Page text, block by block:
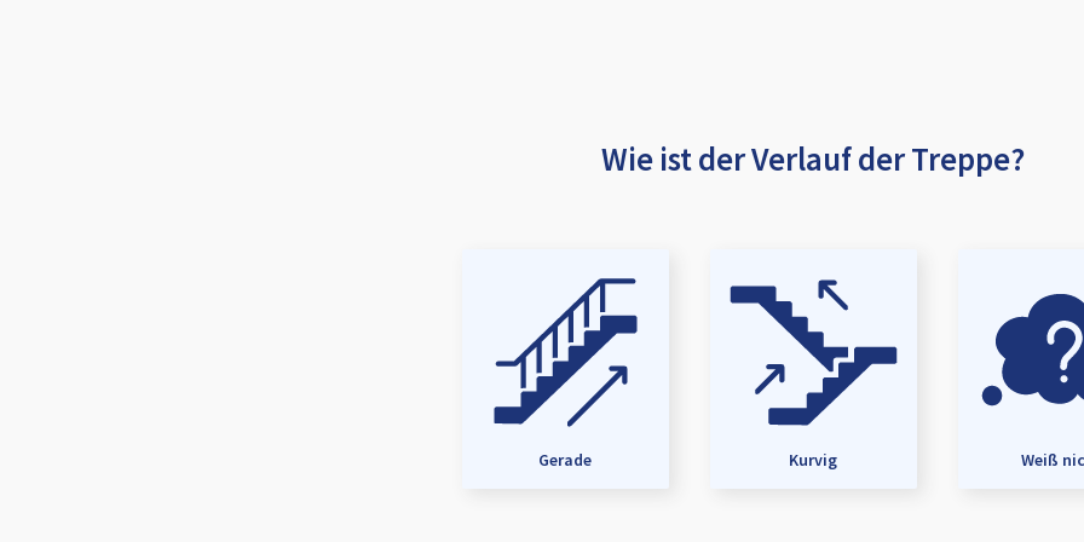
Wie ist der Verlauf der Treppe?
Gerade Kurvig Weiß